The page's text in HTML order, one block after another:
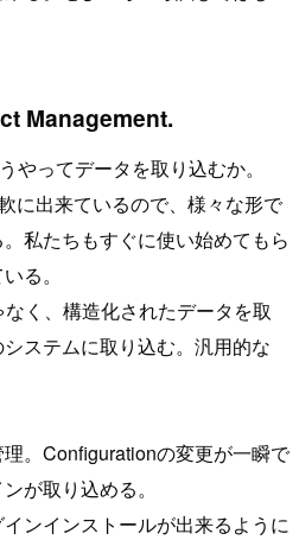
Management.
やってデータを取り込むか。
に出来ているので、様々な形で
私たちもすぐに使い始めてもら
る。
く、構造化されたデータを取
ステムに取り込む。汎用的な
Configurationの変更が一瞬で
が取り込める。
インストールが出来るように